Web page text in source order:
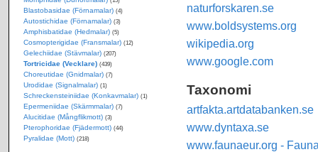
naturforskaren.se
www.boldsystems.org
wikipedia.org
www.google.com
Taxonomi
artfakta.artdatabanken.se
www.dyntaxa.se
www.faunaeur.org -
Blastobasidae (Förnamalar) (4)
Autostichidae (Förnamalar) (3)
Amphisbatidae (Hedmalar) (5)
Cosmopterigidae (Fransmalar) (12)
Gelechiidae (Stävmalar) (207)
Tortricidae (Vecklare) (439)
Choreutidae (Gnidmalar) (7)
Urodidae (Signalmalar) (1)
Schreckensteiniidae (Konkavmalar) (1)
Epermeniidae (Skärmmalar) (7)
Alucitidae (Mångflikmott) (3)
Pterophoridae (Fjädermott) (44)
Pyralidae (Mott) (218)